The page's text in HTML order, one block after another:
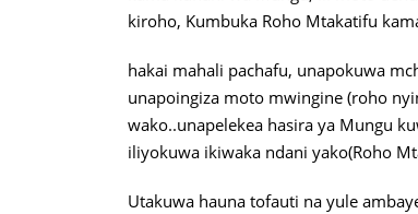
kiroho, Kumbuka Roho Mtakatifu
hakai mahali pachafu, unapokuwa
unapoingiza moto mwingine (roho
wako..unapelekea hasira ya Mungu
iliyokuwa ikiwaka ndani yako(Roho
Utakuwa hauna tofauti na yule